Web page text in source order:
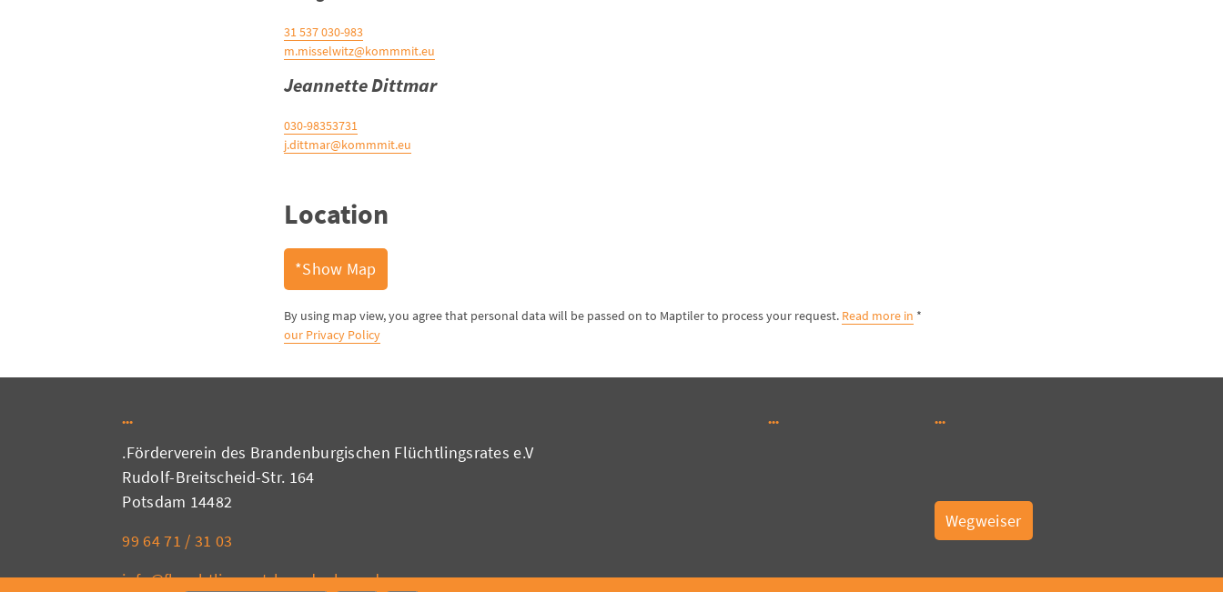
030-983 537 31
m.misselwitz@kommmit.eu
Jeannette Dittmar
030-98353731
j.dittmar@kommmit.eu
Location
Show Map*
* By using map view, you agree that personal data will be passed on to Maptiler to process your request.
Read more in
our Privacy Policy
Förderverein des Brandenburgischen Flüchtlingsrates e.V.
Rudolf-Breitscheid-Str. 164
14482 Potsdam
03 31 / 71 64 99
info@fluechtlingsrat-brandenburg.de
Wegweiser